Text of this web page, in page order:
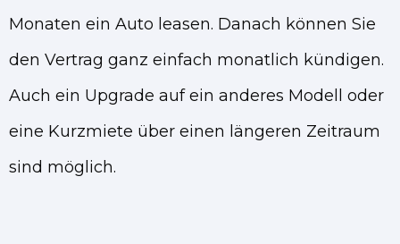
Monaten ein Auto leasen. Danach können Sie
den Vertrag ganz einfach monatlich kündigen.
Auch ein Upgrade auf ein anderes Modell oder
eine Kurzmiete über einen längeren Zeitraum
sind möglich.